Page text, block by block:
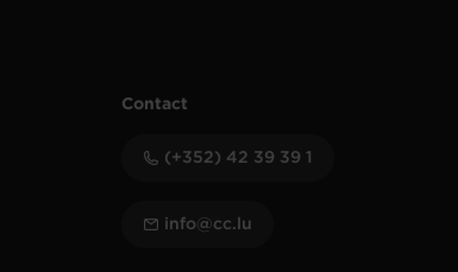
Contact
(+352) 42 39 39 1
info@cc.lu